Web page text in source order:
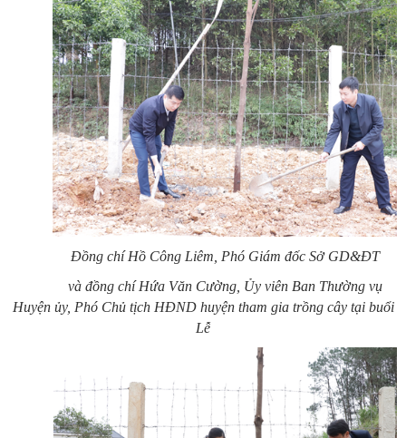
Đồng chí Hồ Công Liêm, Phó Giám đốc Sở GD&ĐT
và đồng chí Hứa Văn Cường, Ủy viên Ban Thường vụ
Huyện ủy, Phó Chủ tịch HĐND huyện tham gia trồng cây tại buổi
Lễ